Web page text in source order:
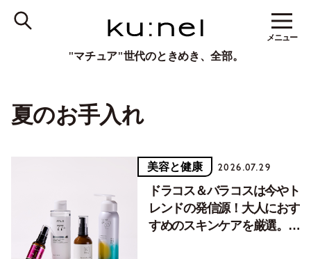
"マチュア"世代のときめき、全部。
メニュー
夏のお手入れ
美容と健康 2026.07.29
ドラコス＆バラコスは今やト
レンドの発信源！大人におす
すめのスキンケアを厳選。